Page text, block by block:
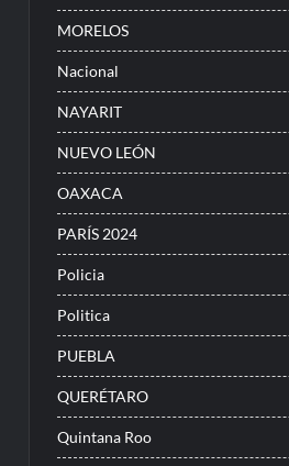
MORELOS
Nacional
NAYARIT
NUEVO LEÓN
OAXACA
PARÍS 2024
Policia
Politica
PUEBLA
QUERÉTARO
Quintana Roo